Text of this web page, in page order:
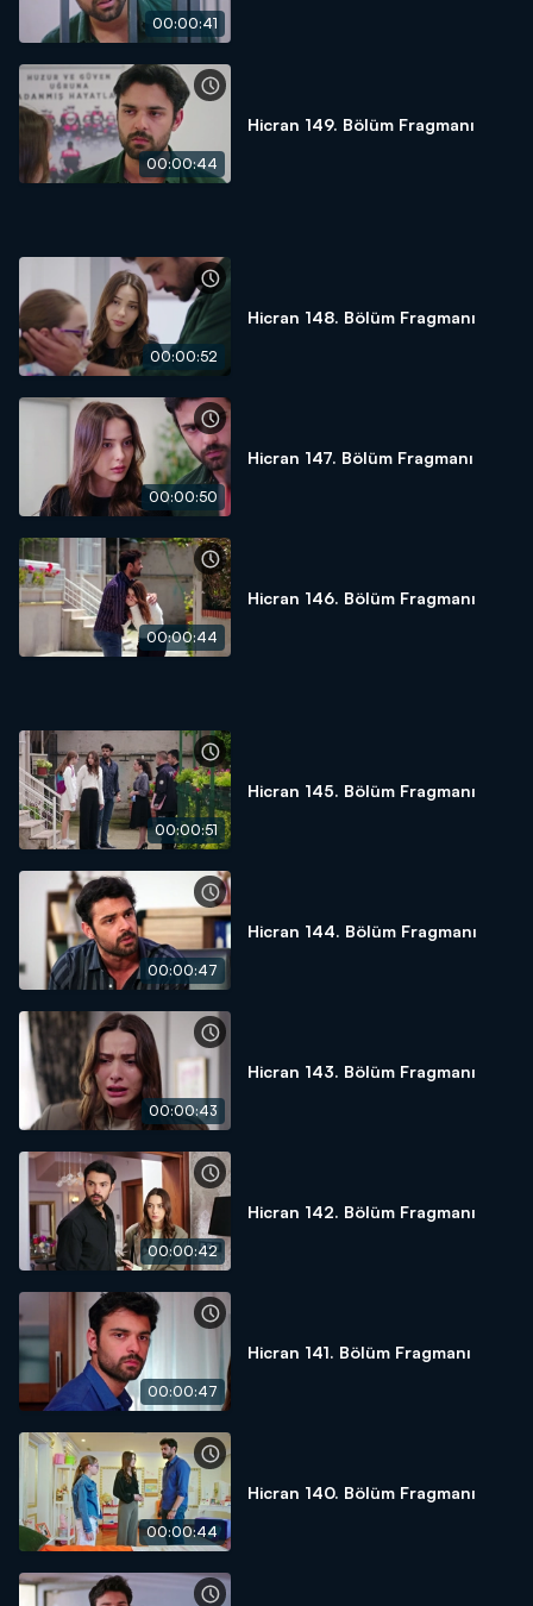
00:00:41
00:00:44
Hicran 149. Bölüm Fragmanı
00:00:52
Hicran 148. Bölüm Fragmanı
00:00:50
Hicran 147. Bölüm Fragmanı
00:00:44
Hicran 146. Bölüm Fragmanı
00:00:51
Hicran 145. Bölüm Fragmanı
00:00:47
Hicran 144. Bölüm Fragmanı
00:00:43
Hicran 143. Bölüm Fragmanı
00:00:42
Hicran 142. Bölüm Fragmanı
00:00:47
Hicran 141. Bölüm Fragmanı
00:00:44
Hicran 140. Bölüm Fragmanı